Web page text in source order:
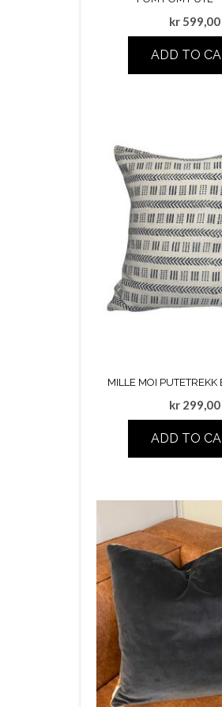
kr 599,00
ADD TO
MILLE MOI PUTETREKK
kr 299,00
ADD TO